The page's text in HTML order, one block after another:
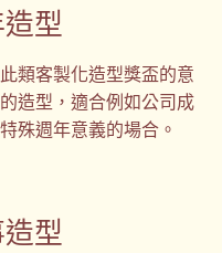
型
類客製化造型獎盃的意
造型，適合例如公司成
殊週年意義的場合。
型